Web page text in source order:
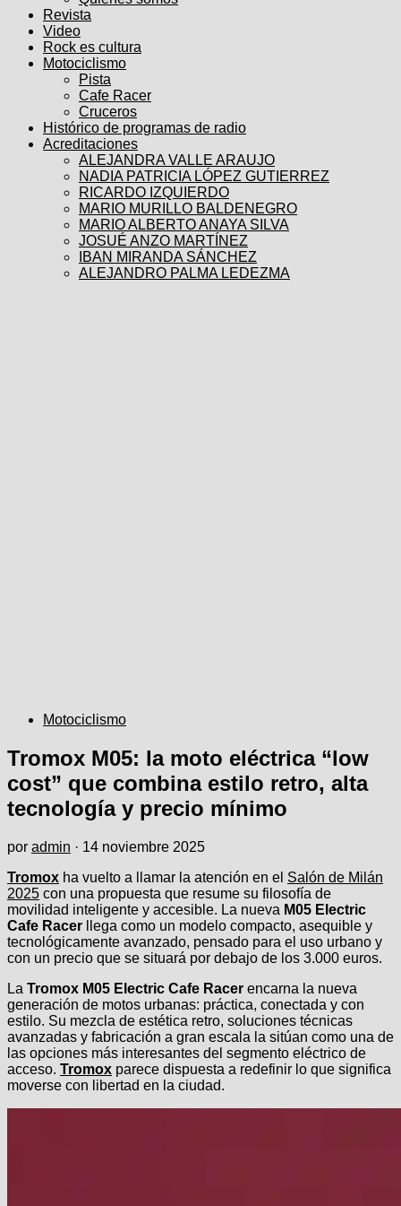
Revista
Video
Rock es cultura
Motociclismo
Pista
Cafe Racer
Cruceros
Histórico de programas de radio
Acreditaciones
ALEJANDRA VALLE ARAUJO
NADIA PATRICIA LÓPEZ GUTIERREZ
RICARDO IZQUIERDO
MARIO MURILLO BALDENEGRO
MARIO ALBERTO ANAYA SILVA
JOSUÉ ANZO MARTÍNEZ
IBAN MIRANDA SÁNCHEZ
ALEJANDRO PALMA LEDEZMA
Motociclismo
Tromox M05: la moto eléctrica “low
cost” que combina estilo retro, alta
tecnología y precio mínimo
por admin · 14 noviembre 2025
Tromox ha vuelto a llamar la atención en el Salón de Milán
2025 con una propuesta que resume su filosofía de
movilidad inteligente y accesible. La nueva M05 Electric
Cafe Racer llega como un modelo compacto, asequible y
tecnológicamente avanzado, pensado para el uso urbano y
con un precio que se situará por debajo de los 3.000 euros.
La Tromox M05 Electric Cafe Racer encarna la nueva
generación de motos urbanas: práctica, conectada y con
estilo. Su mezcla de estética retro, soluciones técnicas
avanzadas y fabricación a gran escala la sitúan como una de
las opciones más interesantes del segmento eléctrico de
acceso. Tromox parece dispuesta a redefinir lo que significa
moverse con libertad en la ciudad.